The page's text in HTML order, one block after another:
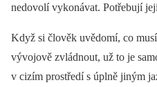
nedovolí vykonávat. Potřebují
Když si člověk uvědomí, co
vývojově zvládnout, už to je
v cizím prostředí s úplně jiným